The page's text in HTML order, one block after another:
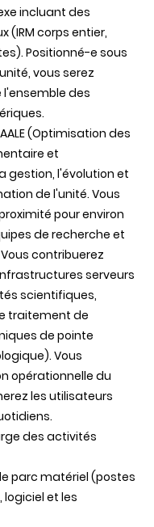
incluant des
(IRM corps entier,
Positionné-e sous
vous serez
des
(Optimisation des
et
gestion, l'évolution et
de l'unité. Vous
pour environ
de recherche et
contribuerez
serveurs
scientifiques,
traitement de
de pointe
Vous
opérationnelle du
les utilisateurs
des activités
parc matériel (postes
logiciel et les